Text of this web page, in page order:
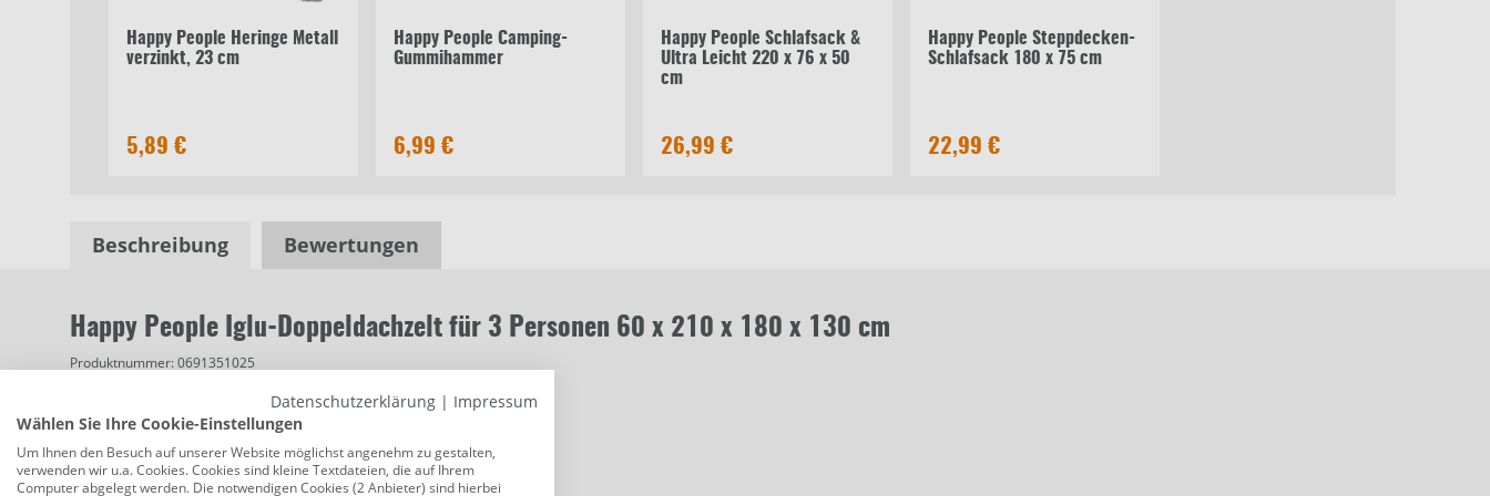
Happy People Heringe Metall
verzinkt, 23 cm
5,89 €
Happy People Camping-
Gummihammer
6,99 €
Happy People Schlafsack &
Ultra Leicht 220 x 76 x 50
cm
26,99 €
Happy People Steppdecken-
Schlafsack 180 x 75 cm
22,99 €
Beschreibung Bewertungen
Happy People Iglu-Doppeldachzelt für 3 Personen 60 x 210 x 180 x 130 cm
Produktnummer:0691351025
Maße: 60 x 210 x 180 x 130 cm
Material: Polyester 185 T
Datenschutzerklärung | Impressum
Wählen Sie Ihre Cookie-Einstellungen
Um Ihnen den Besuch auf unserer Website möglichst angenehm zu gestalten,
verwenden wir u.a. Cookies. Cookies sind kleine Textdateien, die auf Ihrem
Computer abgelegt werden. Die notwendigen Cookies (2 Anbieter) sind hierbei